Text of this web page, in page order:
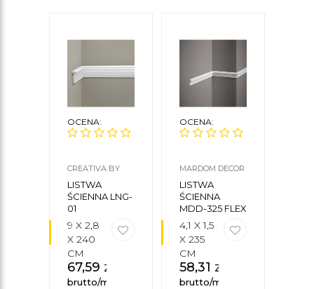
OCENA:
CREATIVA BY
CEZAR
LISTWA
ŚCIENNA LNG-
01
9 X 2,8
X 240
CM
67,59 zł
brutto/mb
OCENA:
MARDOM DECOR
LISTWA
ŚCIENNA
MDD-325 FLEX
4,1 X 1,5
X 235
CM
58,31 zł
brutto/mb